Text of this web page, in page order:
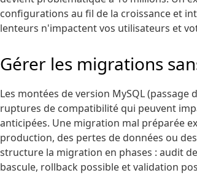
configurations au fil de la croissance et
lenteurs n'impactent vos utilisateurs et
Gérer les migrations
Les montées de version MySQL
ruptures de compatibilité qui peuvent
anticipées. Une migration mal préparée
production, des pertes de données ou
structure la migration en phases : audit
bascule, rollback possible et validation